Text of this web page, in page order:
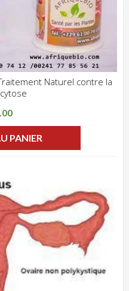
Naturel contre la
PANIER